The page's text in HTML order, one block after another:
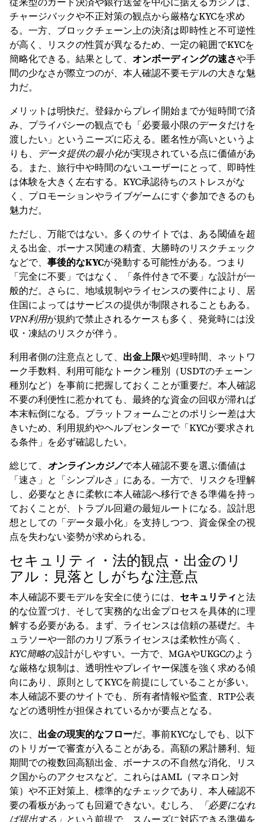
チャージバックや不正対策の観点から厳格なKYCを求め
る。一方、ブロックチェーン上の決済は即時性と不可逆性
が高く、リスクの性質が異なるため、一定の範囲でKYCを
簡略化できる。結果として、 オンボーディングの速さや手
間の少なさが際立つのが、本人確認不要モデルの大きな魅
力だ。
メリットは明快だ。登録からプレイ開始までが短時間で済
み、プライバシーの観点でも「必要最小限のデータだけを
渡したい」というニーズに応える。匿名性が高いというよ
りも、 データ提供の最小化が実現されている点に価値があ
る。また、旅行中や時間のないユーザーにとって、即時性
は体験を大きく左右する。KYC承認待ちのストレスがな
く、プロモーションやライブゲームにすぐ参加できるのも
魅力だ。
ただし、万能ではない。多くのサイトでは、ある閾値を超
える出金、ボーナス関連の精査、大勝時のリスクチェック
などで、 事後的なKYCが発動する可能性がある。つまり
「完全に不要」ではなく、「条件付きで不要」な設計が一
般的だ。さらに、地域規制やライセンスの要件により、居
住国によってはサービスの提供が制限されることもある。
VPN利用が規約で禁止されるケースも多く、発覚時には没
収・凍結のリスクが伴う。
利用者側の注意点として、 出金上限や処理時間、ネットワ
ーク手数料、利用可能なトークン種別（USDTのチェーン
種別など）を事前に把握しておくことが重要だ。本人確認
不要の利便性に惹かれても、最終的な資金の回収が滞れば
本末転倒になる。プラットフォームごとのポリシー差は大
きいため、利用規約やヘルプセンターで「KYCが要求され
る条件」を必ず確認したい。
総じて、 オンラインカジノで本人確認不要を選ぶ価値は
「速さ」と「シンプルさ」にある。一方で、リスクを理解
し、必要なときに柔軟に本人確認へ移行できる準備を持っ
ておくことが、トラブル回避の最短ルートになる。設計思
想としての「データ最小化」を支持しつつ、資金保全の視
点を失わない姿勢が求められる。
セキュリティ・法的観点・出金のリ
アル：見落としがちな注意点
本人確認不要モデルを安全に使うには、 セキュリティと法
的な位置づけ、そして実務的な出金プロセスを具体的に理
解する必要がある。まず、ライセンスは信頼の基礎だ。キ
ュラソーや一部のカリブ系ライセンスは柔軟性が高く、
KYC簡略の設計がしやすい。一方で、MGAやUKGCのよう
な厳格な規制は、透明性やプレイヤー保護を強く求める傾
向にあり、原則としてKYCを前提にしていることが多い。
本人確認不要のサイトでも、所有者情報や監査、RTP公表
などの透明性が担保されているかが要点となる。
次に、 出金の現実的なフローだ。事前KYCなしでも、以下
のトリガーで審査が入ることがある。高額の累計勝利、短
期間での複数回高額出金、ボーナスの不自然な消化、リス
ク国からのアクセスなど。これらはAML（マネロン対
策）や不正対策上、標準的なチェックであり、本人確認不
要の看板があっても回避できない。むしろ、
「必要になれ
ば提出する」 という前提で、スムーズに対応できる準備を